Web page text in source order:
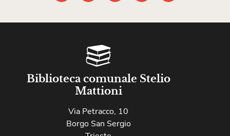
Biblioteca comunale Stelio
Mattioni
Via Petracco, 10
Borgo San Sergio